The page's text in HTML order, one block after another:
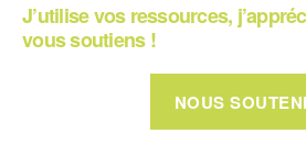
J’utilise vos ressources,
vous soutiens !
NOUS